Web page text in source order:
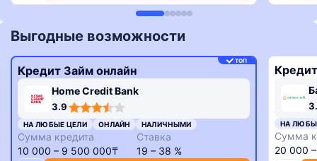
Выгодные возможности
ТОП
Кредит Займ онлайн
Home Credit Bank
3.9
rating
НА ЛЮБЫЕ ЦЕЛИ ОНЛАЙН НАЛИЧНЫМИ
Сумма кредита
10 000 – 9 500 000₸
Ставка
19 – 38 %
НА
Сумма
20 000